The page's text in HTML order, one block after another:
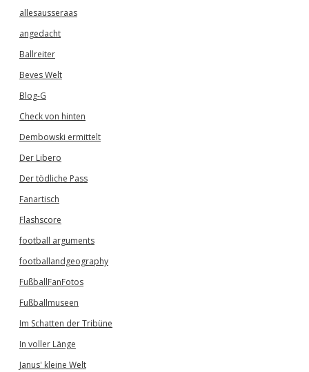
allesausseraas
angedacht
Ballreiter
Beves Welt
Blog-G
Check von hinten
Dembowski ermittelt
Der Libero
Der tödliche Pass
Fanartisch
Flashscore
football arguments
footballandgeography
FußballFanFotos
Fußballmuseen
Im Schatten der Tribüne
In voller Länge
Janus' kleine Welt